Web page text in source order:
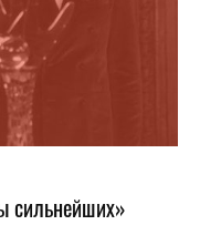
сильнейших»